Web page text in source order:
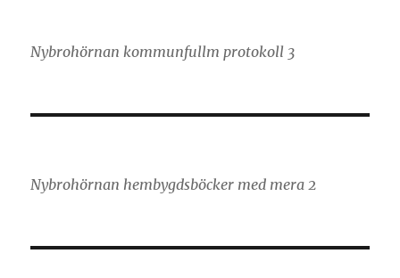
Nybrohörnan kommunfullm protokoll 3
Nybrohörnan hembygdsböcker med mera 2